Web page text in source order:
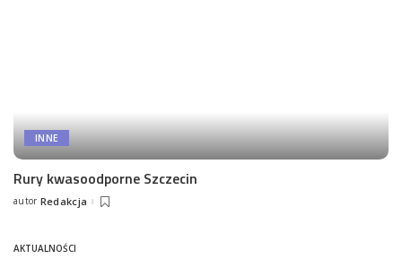
INNE
Rury kwasoodporne Szczecin
Posted
autor Redakcja
AKTUALNOŚCI